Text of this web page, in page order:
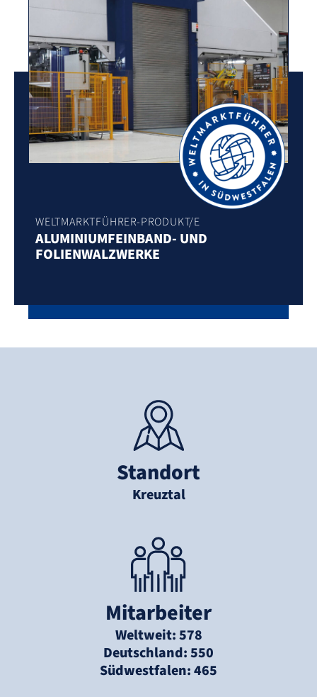
WELTMARKTFÜHRER-PRODUKT/E
ALUMINIUMFEINBAND- UND
FOLIENWALZWERKE
Standort
Kreuztal
Mitarbeiter
Weltweit: 578
Deutschland: 550
Südwestfalen: 465